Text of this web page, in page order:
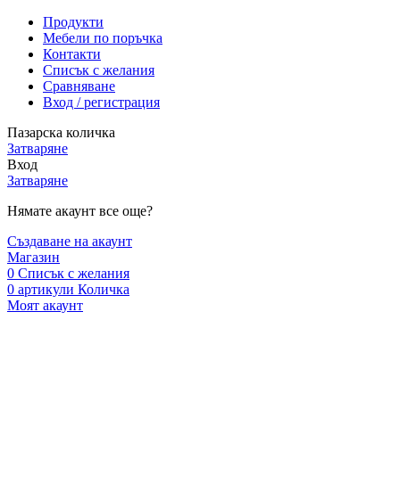
Продукти
Мебели по поръчка
Контакти
Списък с желания
Сравняване
Вход / регистрация
Пазарска количка
Затваряне
Вход
Затваряне
Нямате акаунт все още?
Създаване на акаунт
Магазин
0 Списък с желания
0 артикули Количка
Моят акаунт